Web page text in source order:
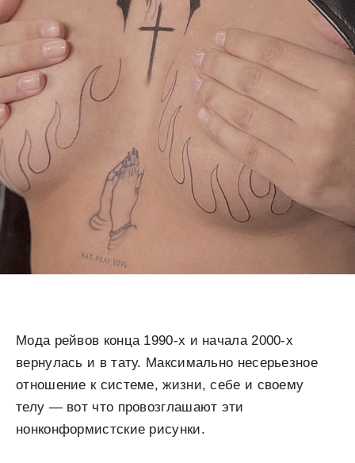
Мода рейвов конца 1990-х и начала 2000-х
вернулась и в тату. Максимально несерьезное
отношение к системе, жизни, себе и своему
телу — вот что провозглашают эти
нонконформистские рисунки.